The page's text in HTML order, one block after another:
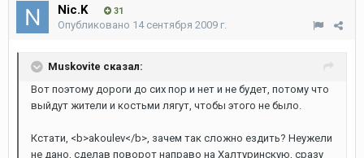
Nic.K 31
Опубликовано 14 сентября 2009 г.
Muskovite сказал:
Вот поэтому дороги до сих пор и нет и не будет, потому что
выйдут жители и костьми лягут, чтобы этого не было.
Кстати, <b>akoulev</b>, зачем так сложно ездить? Неужели
не дано, сделав поворот направо на Халтуринскую, сразу